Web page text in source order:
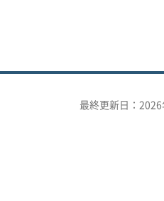
最終更新日：